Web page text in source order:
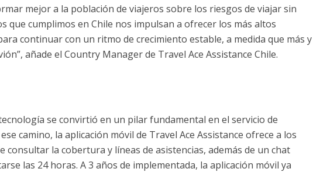
mejor a la población de viajeros sobre los riesgos de viajar sin
que cumplimos en Chile nos impulsan a ofrecer los más altos
continuar con un ritmo de crecimiento estable, a medida que más y
añade el Country Manager de Travel Ace Assistance Chile.
se convirtió en un pilar fundamental en el servicio de
camino, la aplicación móvil de Travel Ace Assistance ofrece a los
consultar la cobertura y líneas de asistencias, además de un chat
las 24 horas. A 3 años de implementada, la aplicación móvil ya